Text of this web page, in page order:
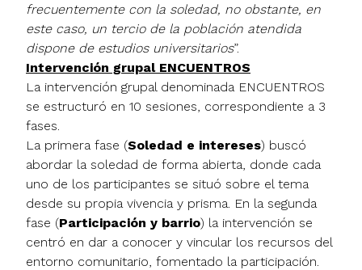
frecuentemente con la soledad, no obstante, en
este caso, un tercio de la población atendida
dispone de estudios universitarios”.
Intervención grupal ENCUENTROS
La intervención grupal denominada ENCUENTROS
se estructuró en 10 sesiones, correspondiente a 3
fases.
La primera fase (Soledad e intereses) buscó
abordar la soledad de forma abierta, donde cada
uno de los participantes se situó sobre el tema
desde su propia vivencia y prisma. En la segunda
fase (Participación y barrio) la intervención se
centró en dar a conocer y vincular los recursos del
entorno comunitario, fomentado la participación.